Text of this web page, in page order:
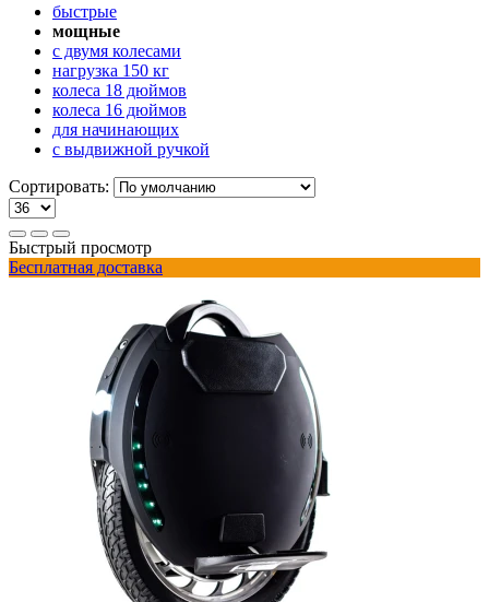
быстрые
мощные
с двумя колесами
нагрузка 150 кг
колеса 18 дюймов
колеса 16 дюймов
для начинающих
с выдвижной ручкой
Сортировать:
Быстрый просмотр
Бесплатная доставка